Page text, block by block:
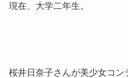
現在、大学二年生。
桜井日奈子さんが美少女コン